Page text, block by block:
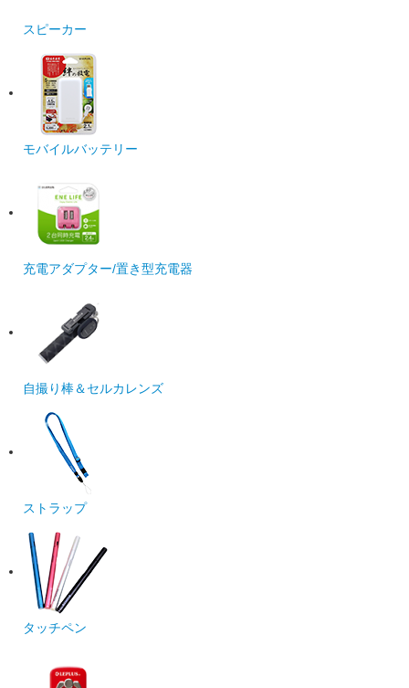
スピーカー
モバイルバッテリー
充電アダプター/置き型充電器
自撮り棒＆セルカレンズ
ストラップ
タッチペン